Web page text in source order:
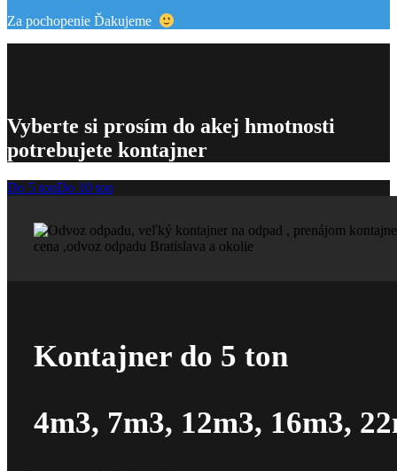
Za pochopenie Ďakujeme
Vyberte si prosím do akej hmotnosti
potrebujete kontajner
Do 5 tonDo 10 ton
Kontajner do 5 ton
4m3, 7m3, 12m3, 16m3,